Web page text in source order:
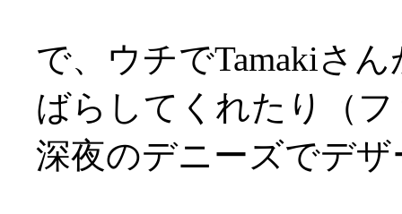
で、ウチでTamakiさ
ばらしてくれたり（
深夜のデニーズでデ